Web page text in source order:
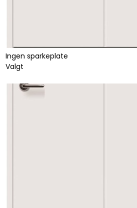
Ingen sparkeplate
Valgt